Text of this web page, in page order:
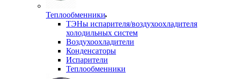
Теплообменники
ТЭНы испарителя/воздухоохладителя
холодильных систем
Воздухоохладители
Конденсаторы
Испарители
Теплообменники